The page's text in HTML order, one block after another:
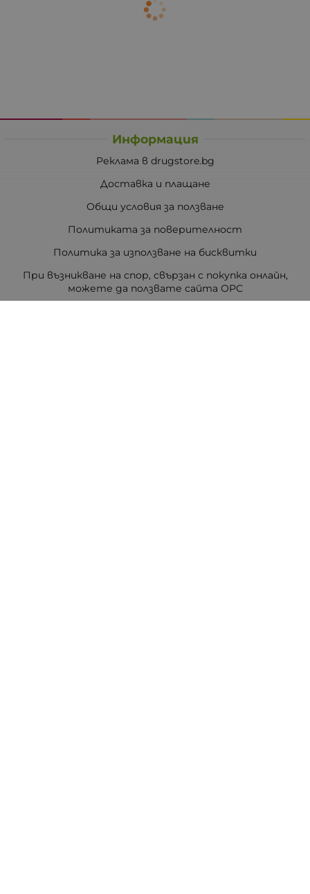
Информация
Реклама в drugstore.bg
Доставка и плащане
Общи условия за ползване
Политиката за поверителност
Политика за използване на бисквитки
При възникване на спор, свързан с покупка онлайн,
можете да ползвате сайта ОРС